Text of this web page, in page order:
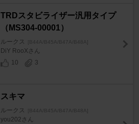
TRDスタビライザー汎用タイプ
（MS304-00001）
ルークス [B44A/B45A/B47A/B48A]
DiY RooXさん
10
3
スキマ
ルークス [B44A/B45A/B47A/B48A]
you202さん